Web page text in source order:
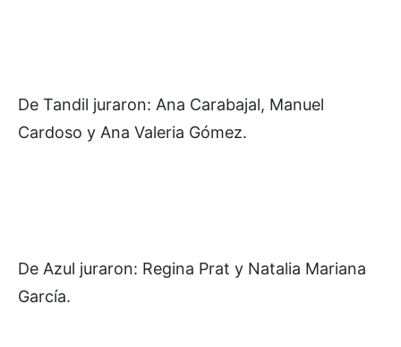
De Tandil juraron: Ana Carabajal, Manuel
Cardoso y Ana Valeria Gómez.
De Azul juraron: Regina Prat y Natalia Mariana
García.